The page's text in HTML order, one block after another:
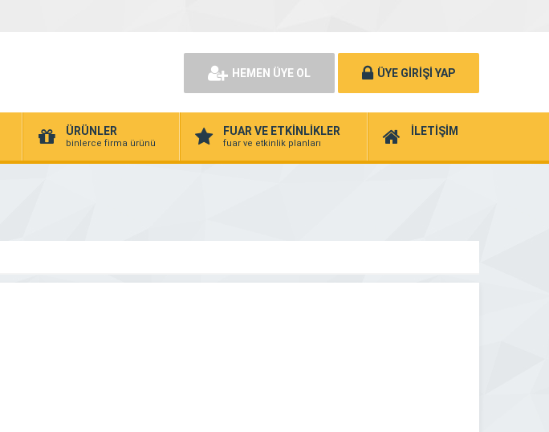
HEMEN ÜYE OL ÜYE GİRİŞİ YAP
ÜRÜNLER
binlerce firma ürünü
FUAR VE ETKİNLİKLER
fuar ve etkinlik planları
İLETİŞİM